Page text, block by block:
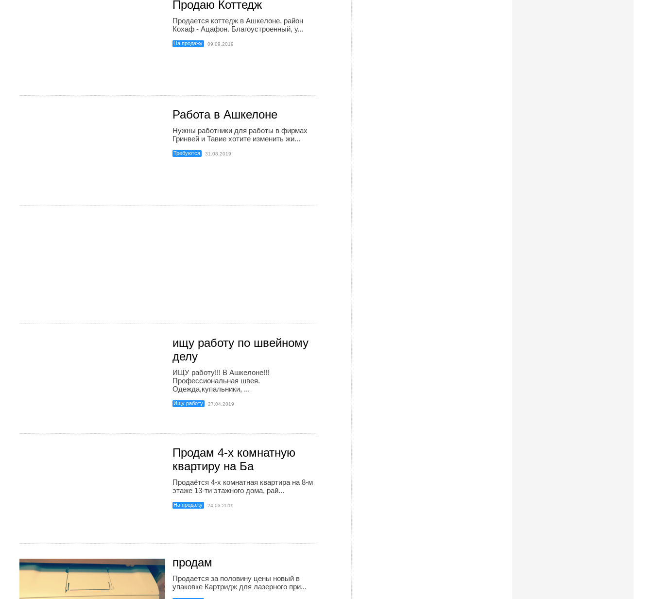
Продаю Коттедж
Продается коттедж в Ашкелоне, район
Кохаф - Ацафон. Благоустроенный, у...
На продажу 09.09.2019
Работа в Ашкелоне
Нужны работники для работы в фирмах
Гринвей и Тавие хотите изменить жи...
Требуются 31.08.2019
ищу работу по швейному
делу
ИЩУ работу!!! В Ашкелоне!!!
Профессиональная швея.
Одежда,купальники, ...
Ищу работу 27.04.2019
Продам 4-х комнатную
квартиру на Ба
Продаётся 4-х комнатная квартира на 8-м
этаже 13-ти этажного дома, рай...
На продажу 24.03.2019
продам
Продается за половину цены новый в
упаковке Картридж для лазерного при...